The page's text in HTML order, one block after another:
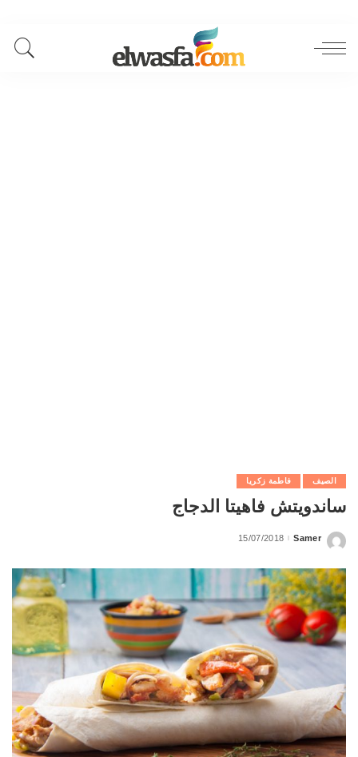
الصيف فاطمة زكريا
ساندويتش فاهيتا الدجاج
Posted
Samer
15/07/2018